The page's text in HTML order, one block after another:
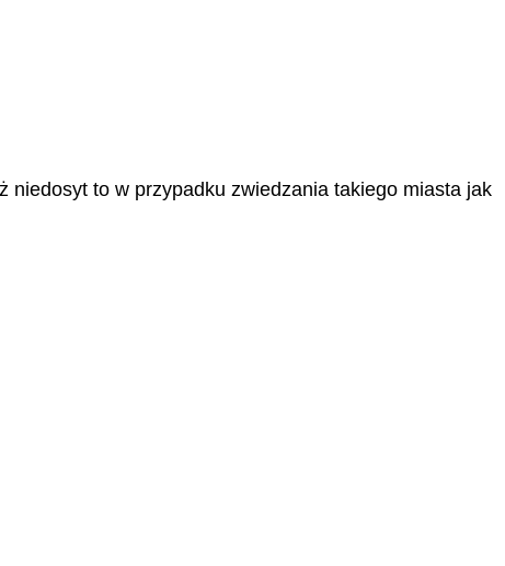
niedosyt to w przypadku zwiedzania takiego miasta jak